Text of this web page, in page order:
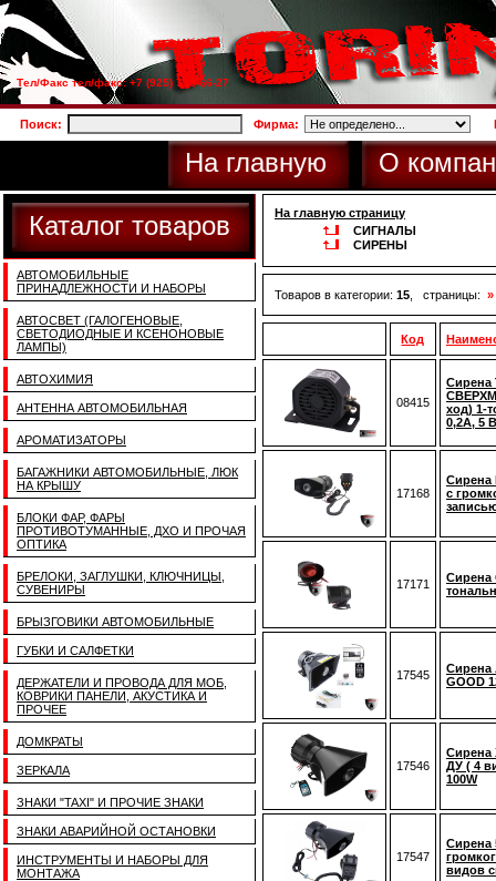
Тел/Факс тел/факс: +7 (925) 733-66-27
Поиск: Фирма:
На главную О
Каталог товаров
АВТОМОБИЛЬНЫЕ
ПРИНАДЛЕЖНОСТИ И НАБОРЫ
АВТОСВЕТ (ГАЛОГЕНОВЫЕ,
СВЕТОДИОДНЫЕ И КСЕНОНОВЫЕ
ЛАМПЫ)
АВТОХИМИЯ
АНТЕННА АВТОМОБИЛЬНАЯ
АРОМАТИЗАТОРЫ
БАГАЖНИКИ АВТОМОБИЛЬНЫЕ, ЛЮК
НА КРЫШУ
БЛОКИ ФАР, ФАРЫ
ПРОТИВОТУМАННЫЕ, ДХО И ПРОЧАЯ
ОПТИКА
БРЕЛОКИ, ЗАГЛУШКИ, КЛЮЧНИЦЫ,
СУВЕНИРЫ
БРЫЗГОВИКИ АВТОМОБИЛЬНЫЕ
ГУБКИ И САЛФЕТКИ
ДЕРЖАТЕЛИ И ПРОВОДА ДЛЯ МОБ,
КОВРИКИ ПАНЕЛИ, АКУСТИКА И
ПРОЧЕЕ
ДОМКРАТЫ
ЗЕРКАЛА
ЗНАКИ "TAXI" И ПРОЧИЕ ЗНАКИ
ЗНАКИ АВАРИЙНОЙ ОСТАНОВКИ
ИНСТРУМЕНТЫ И НАБОРЫ ДЛЯ
МОНТАЖА
На главную страницу
СИГНАЛЫ
СИРЕНЫ
Товаров в категории: 15 , страницы: »
Код
08415
Сирена
ход) 1-
0,2А, 5
17168
Сирена
с
17171
Сирена
17545
Сирена
GOOD
17546
Сирена
ДУ ( 4
100W
17547
Сирена
видов